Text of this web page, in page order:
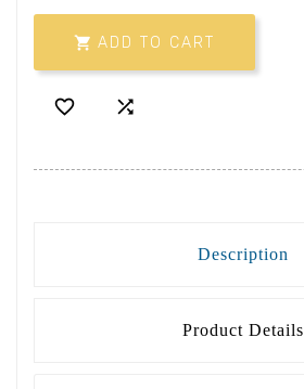
 ADD TO CART
 
Description
Product Details